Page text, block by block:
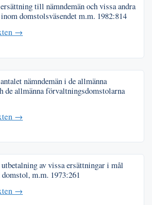
till nämndemän och vissa andra
domstolsväsendet m.m. 1982:814
→
nämndemän i de allmänna
de allmänna förvaltningsdomstolarna
→
av vissa ersättningar i mål
m.m. 1973:261
→